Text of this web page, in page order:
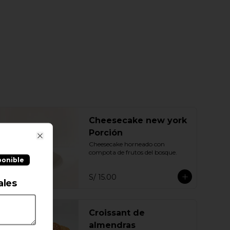
Cheesecake new york
Porción
Cheesecake horneado con
compota de frutos del bosque.
S/ 15.00
Croissant de
almendras